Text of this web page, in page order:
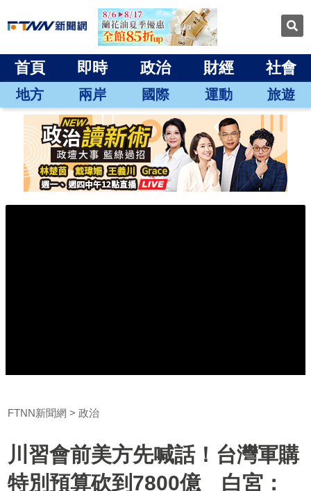
首頁 即時 政治 財經 社會
地方 兩岸 國際 運動 旅遊
FTNN新聞網 政治
川習會前美方先喊話！台灣軍購
特別預算砍到7800億 白宮：